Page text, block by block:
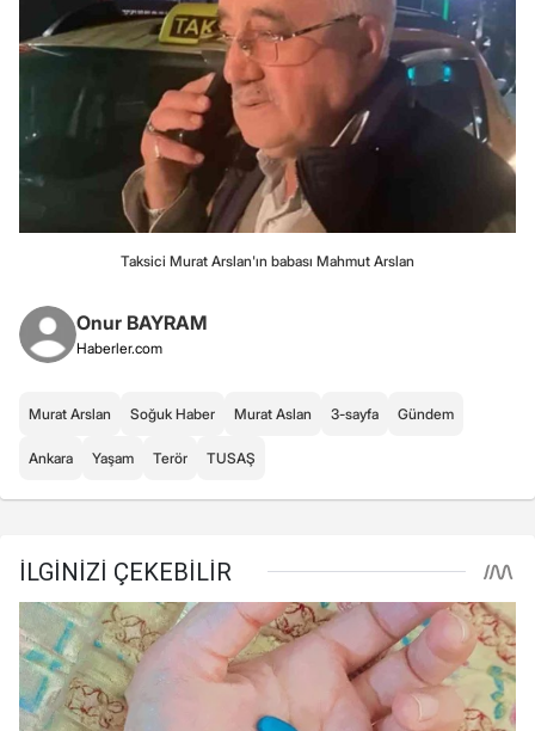
Taksici Murat Arslan'ın babası Mahmut Arslan
Onur BAYRAM
Haberler.com
Murat Arslan Soğuk Haber Murat Aslan 3-sayfa Gündem
Ankara Yaşam Terör TUSAŞ